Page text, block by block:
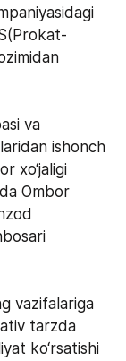
va
ishonch
xo‘jaligi
Ombor
vazifalariga
tarzda
ko‘rsatishi